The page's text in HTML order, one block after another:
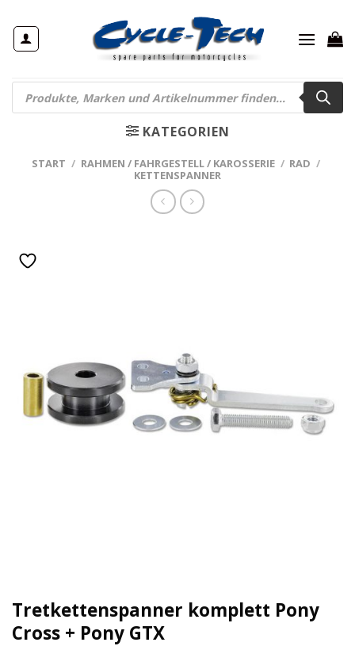
Inhalt
springen
Products
search
KATEGORIEN
START / RAHMEN / FAHRGESTELL / KAROSSERIE / RAD /
KETTENSPANNER
Tretkettenspanner komplett Pony
Cross + Pony GTX